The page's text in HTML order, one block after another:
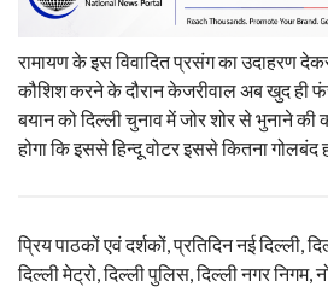
रामायण के इस विवादित प्रसंग का उदाहरण
कौशिश करने के दौरान केजरीवाल अब खुद ही
बयान को दिल्ली चुनाव में जोर शोर से भुनाने
होगा कि इससे हिन्दू वोटर इससे कितना गोलबंद
प्रिय पाठकों एवं दर्शकों, प्रतिदिन नई दिल्ली,
दिल्ली मेट्रो, दिल्ली पुलिस, दिल्ली नगर निगम,